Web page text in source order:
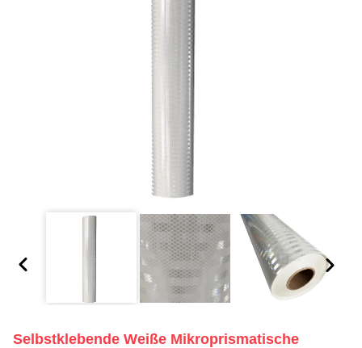
Selbstklebende Weiße Mikroprismatische